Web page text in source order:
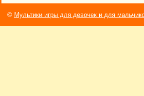
© Мультики игры для девочек и для